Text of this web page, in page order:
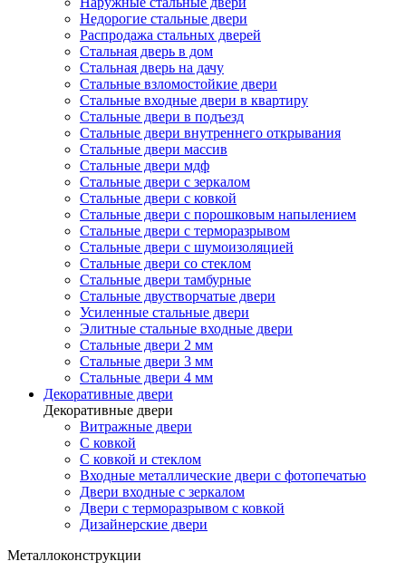
Недорогие стальные двери
Распродажа стальных дверей
Стальная дверь в дом
Стальная дверь на дачу
Стальные взломостойкие двери
Стальные входные двери в квартиру
Стальные двери в подъезд
Стальные двери внутреннего открывания
Стальные двери массив
Стальные двери мдф
Стальные двери с зеркалом
Стальные двери с ковкой
Стальные двери с порошковым напылением
Стальные двери с терморазрывом
Стальные двери с шумоизоляцией
Стальные двери со стеклом
Стальные двери тамбурные
Стальные двустворчатые двери
Усиленные стальные двери
Элитные стальные входные двери
Стальные двери 2 мм
Стальные двери 3 мм
Стальные двери 4 мм
Декоративные двери
Декоративные двери
Витражные двери
С ковкой
С ковкой и стеклом
Входные металлические двери с фотопечатью
Двери входные с зеркалом
Двери с терморазрывом с ковкой
Дизайнерские двери
Металлоконструкции